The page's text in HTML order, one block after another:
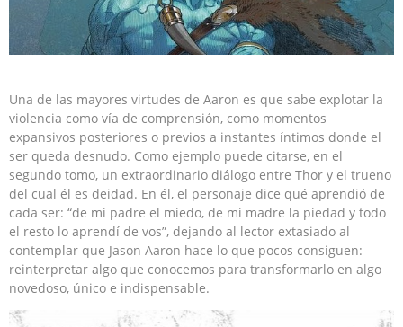
Una de las mayores virtudes de Aaron es que sabe explotar la
violencia como vía de comprensión, como momentos
expansivos posteriores o previos a instantes íntimos donde el
ser queda desnudo. Como ejemplo puede citarse, en el
segundo tomo, un extraordinario diálogo entre Thor y el trueno
del cual él es deidad. En él, el personaje dice qué aprendió de
cada ser: “de mi padre el miedo, de mi madre la piedad y todo
el resto lo aprendí de vos”, dejando al lector extasiado al
contemplar que Jason Aaron hace lo que pocos consiguen:
reinterpretar algo que conocemos para transformarlo en algo
novedoso, único e indispensable.